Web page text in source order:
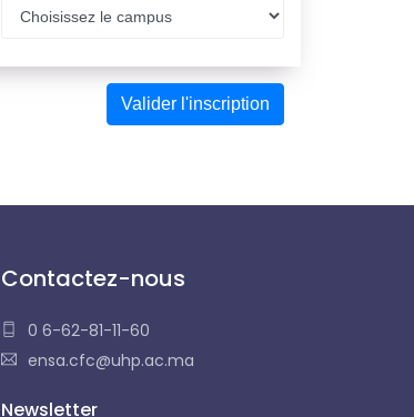
Contactez-nous
0 6-62-81-11-60
ensa.cfc@uhp.ac.ma
Newsletter